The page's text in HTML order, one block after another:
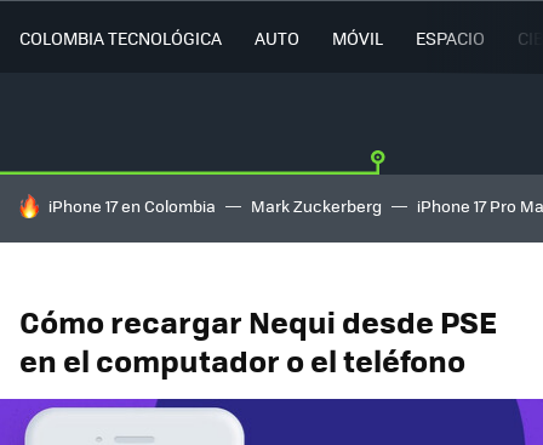
COLOMBIA TECNOLÓGICA AUTO MÓVIL ESPACIO
HOY SE HABLA DE
iPhone 17 en Colombia Mark Zuckerberg iPhone 17 Pro
Cómo recargar Nequi desde PSE
en el computador o el teléfono